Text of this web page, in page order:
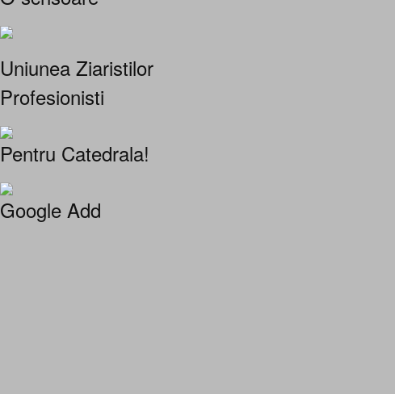
Uniunea Ziaristilor
Profesionisti
Pentru Catedrala!
Google Add